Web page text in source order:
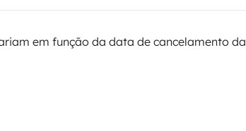
em função da data de cancelamento da